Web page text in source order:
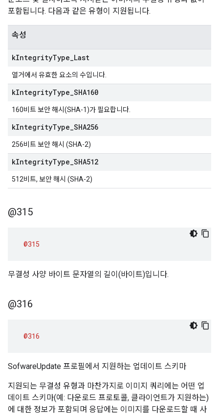
포함됩니다. 다음과 같은 유형이 지원됩니다.
속성
kIntegrityType Last
열거에서 유효한 요소의 수입니다.
kIntegrityType SHA160
160비트 보안 해시(SHA-1)가 필요합니다.
kIntegrityType SHA256
256비트 보안 해시 (SHA-2)
kIntegrityType SHA512
512비트, 보안 해시 (SHA-2)
@315
@315
무결성 사양 바이트 문자열의 길이(바이트)입니다.
@316
@316
SofwareUpdate 프로필에서 지원하는 업데이트 스키마
지원되는 무결성 유형과 마찬가지로 이미지 쿼리에는 어떤 업
데이트 스키마(예: 다운로드 프로토콜, 클라이언트가 지원하는)
에 대한 정보가 포함되며 응답에는 이미지를 다운로드할 때 사